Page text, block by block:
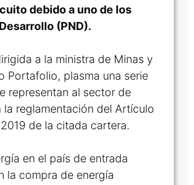
debido a uno de los
(PND).
a la ministra de Minas y
Portafolio, plasma una serie
representan al sector de
reglamentación del Artículo
de la citada cartera.
en el país de entrada
la compra de energía